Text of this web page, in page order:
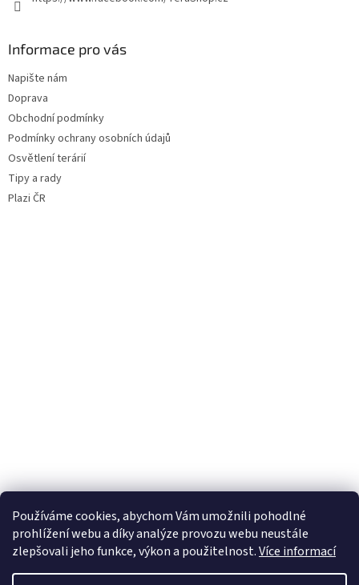
Používáme cookies, abychom Vám umožnili pohodlné
prohlížení webu a díky analýze provozu webu neustále
zlepšovali jeho funkce, výkon a použitelnost.Více informací
Informace pro vás
Napište nám
Doprava
Obchodní podmínky
Podmínky ochrany osobních údajů
Osvětlení terárií
Tipy a rady
Plazi ČR